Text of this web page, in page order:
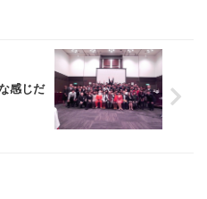
感じだ